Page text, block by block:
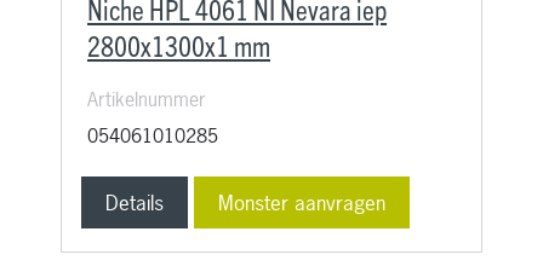
Niche HPL 4061 NI Nevara iep
2800x1300x1 mm
Artikelnummer
054061010285
Details Monster aanvragen